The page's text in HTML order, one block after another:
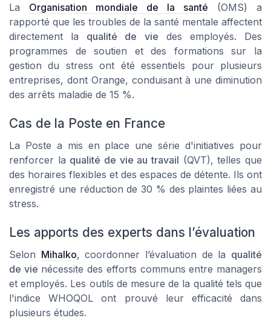
La Organisation mondiale de la santé (OMS) a
rapporté que les troubles de la santé mentale affectent
directement la qualité de vie des employés. Des
programmes de soutien et des formations sur la
gestion du stress ont été essentiels pour plusieurs
entreprises, dont Orange, conduisant à une diminution
des arrêts maladie de 15 %.
Cas de la Poste en France
La Poste a mis en place une série d'initiatives pour
renforcer la qualité de vie au travail (QVT), telles que
des horaires flexibles et des espaces de détente. Ils ont
enregistré une réduction de 30 % des plaintes liées au
stress.
Les apports des experts dans l’évaluation
Selon Mihalko, coordonner l’évaluation de la qualité
de vie nécessite des efforts communs entre managers
et employés. Les outils de mesure de la qualité tels que
l'indice WHOQOL ont prouvé leur efficacité dans
plusieurs études.